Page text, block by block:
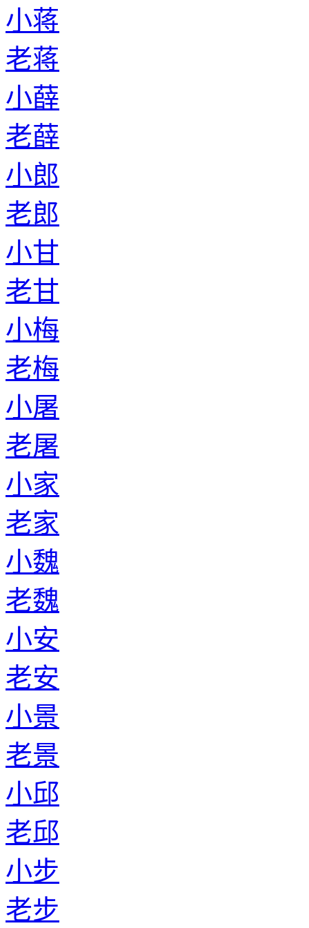
小蒋
老蒋
小薛
老薛
小郎
老郎
小甘
老甘
小梅
老梅
小屠
老屠
小家
老家
小魏
老魏
小安
老安
小景
老景
小邱
老邱
小步
老步